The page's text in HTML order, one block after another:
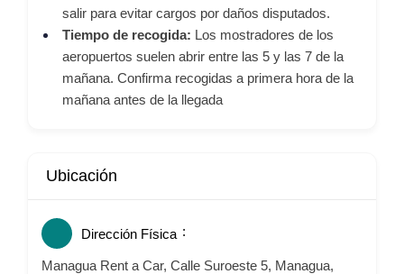
salir para evitar cargos por daños disputados.
Tiempo de recogida: Los mostradores de los
aeropuertos suelen abrir entre las 5 y las 7 de la
mañana. Confirma recogidas a primera hora de la
mañana antes de la llegada
Ubicación
Dirección Física
Managua Rent a Car, Calle Suroeste 5, Managua,